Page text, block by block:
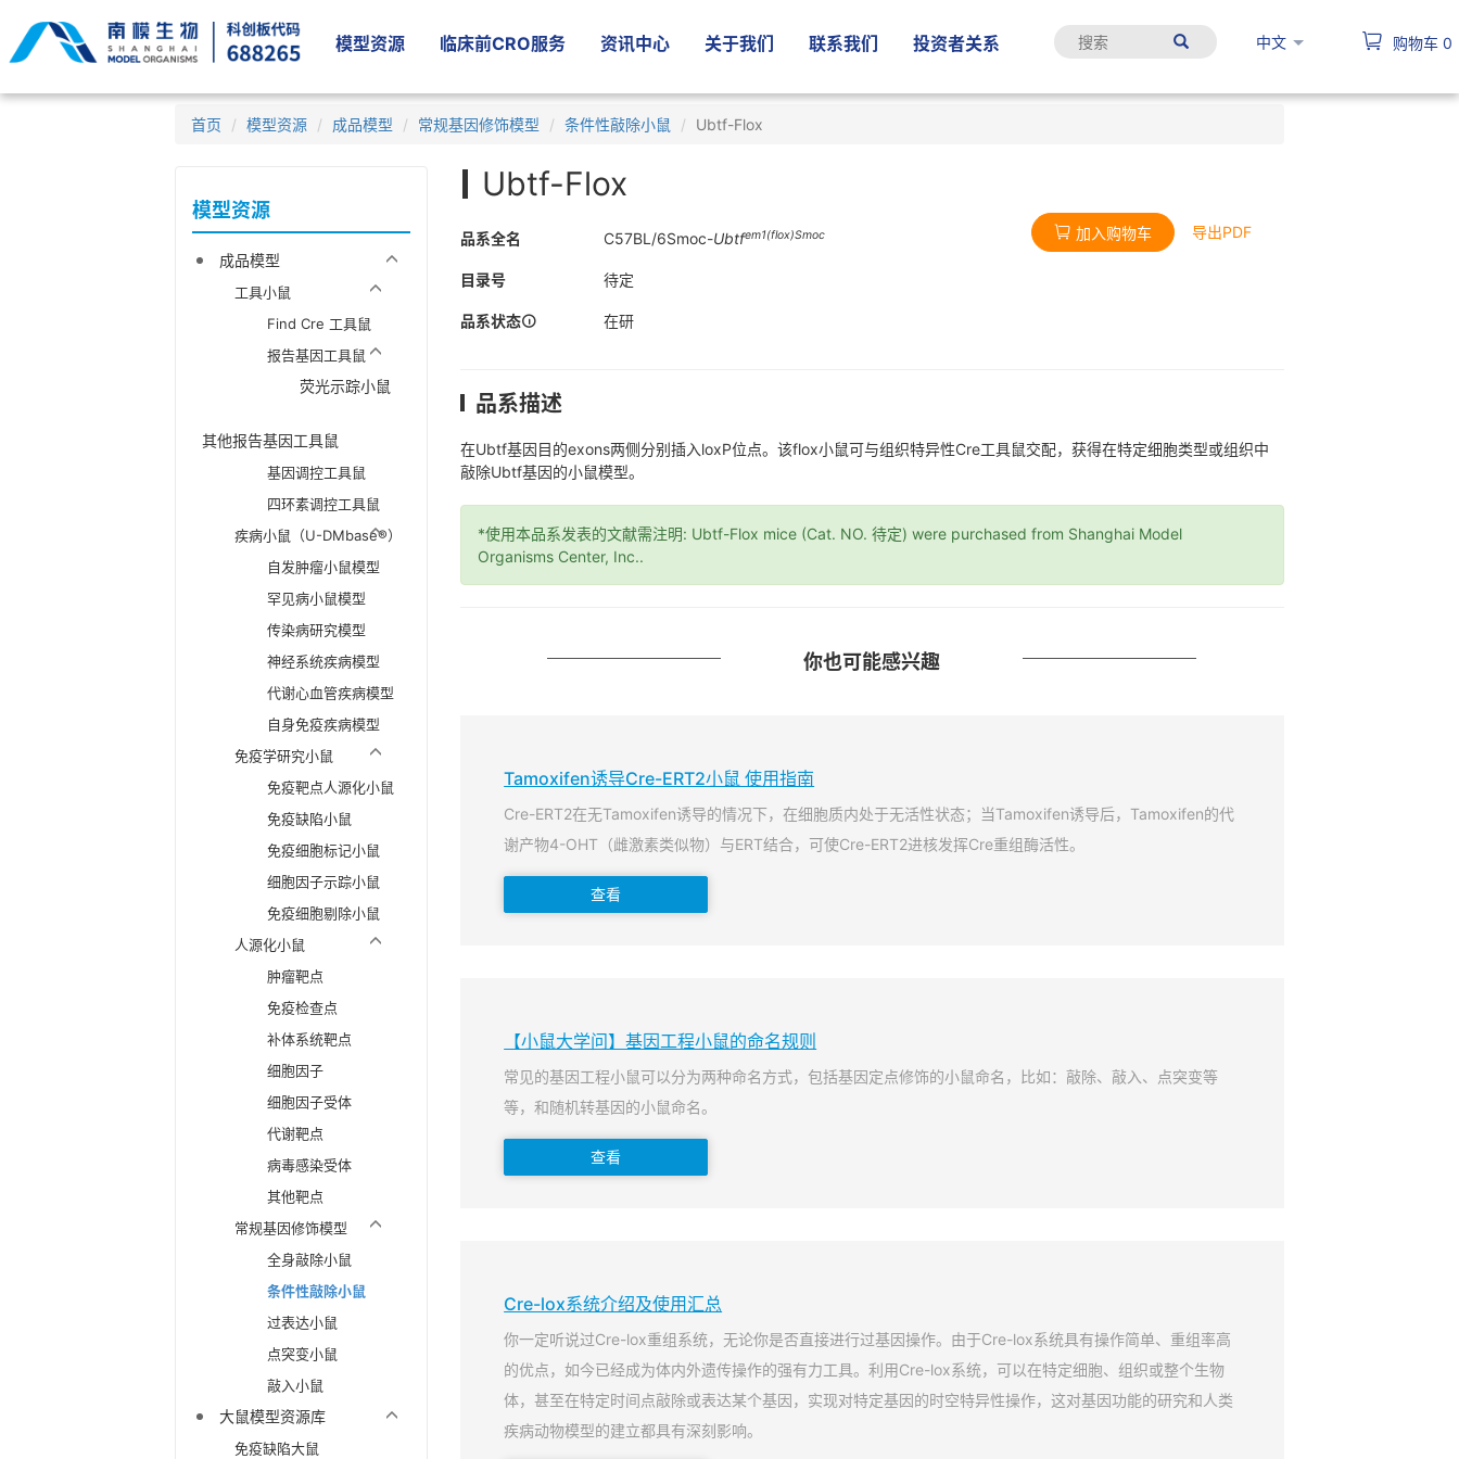
模型资源 临床前CRO服务 资讯中心 关于我们 联系我们 投资者关系 中文 购物车 0
首页 模型资源 成品模型 常规基因修饰模型 条件性敲除小鼠 Ubtf-Flox
模型资源
成品模型
工具小鼠
Find Cre 工具鼠
报告基因工具鼠
荧光示踪小鼠
其他报告基因工具鼠
基因调控工具鼠
四环素调控工具鼠
疾病小鼠（U-DMbase®）
自发肿瘤小鼠模型
罕见病小鼠模型
传染病研究模型
神经系统疾病模型
代谢心血管疾病模型
自身免疫疾病模型
免疫学研究小鼠
免疫靶点人源化小鼠
免疫缺陷小鼠
免疫细胞标记小鼠
细胞因子示踪小鼠
免疫细胞剔除小鼠
人源化小鼠
肿瘤靶点
免疫检查点
补体系统靶点
细胞因子
细胞因子受体
代谢靶点
病毒感染受体
其他靶点
常规基因修饰模型
全身敲除小鼠
条件性敲除小鼠
过表达小鼠
点突变小鼠
敲入小鼠
大鼠模型资源库
免疫缺陷大鼠
Ubtf-Flox
品系全名 C57BL/6Smoc-Ubtfem1(flox)Smoc
目录号 待定
品系状态 在研
加入购物车 导出PDF
品系描述
在Ubtf基因目的exons两侧分别插入loxP位点。该flox小鼠可与组织特异性Cre工具鼠交配，获得在特定细胞类型或组织中
敲除Ubtf基因的小鼠模型。
*使用本品系发表的文献需注明: Ubtf-Flox mice (Cat. NO. 待定) were purchased from Shanghai Model
Organisms Center, Inc..
你也可能感兴趣
Tamoxifen诱导Cre-ERT2小鼠 使用指南
Cre-ERT2在无Tamoxifen诱导的情况下，在细胞质内处于无活性状态；当Tamoxifen诱导后，Tamoxifen的代
谢产物4-OHT（雌激素类似物）与ERT结合，可使Cre-ERT2进核发挥Cre重组酶活性。
查看
【小鼠大学问】基因工程小鼠的命名规则
常见的基因工程小鼠可以分为两种命名方式，包括基因定点修饰的小鼠命名，比如：敲除、敲入、点突变等
等，和随机转基因的小鼠命名。
查看
Cre-lox系统介绍及使用汇总
你一定听说过Cre-lox重组系统，无论你是否直接进行过基因操作。由于Cre-lox系统具有操作简单、重组率高
的优点，如今已经成为体内外遗传操作的强有力工具。利用Cre-lox系统，可以在特定细胞、组织或整个生物
体，甚至在特定时间点敲除或表达某个基因，实现对特定基因的时空特异性操作，这对基因功能的研究和人类
疾病动物模型的建立都具有深刻影响。